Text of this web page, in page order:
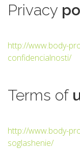
Privacy
http://www.body-
confidencialnosti/
Terms of
http://www.body-
soglashenie/